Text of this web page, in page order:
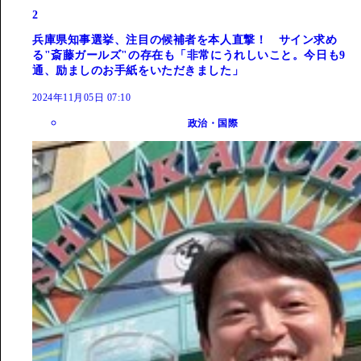
2
兵庫県知事選挙、注目の候補者を本人直撃！ サイン求め
る"斎藤ガールズ"の存在も「非常にうれしいこと。今日も9
通、励ましのお手紙をいただきました」
2024年11月05日 07:10
政治・国際